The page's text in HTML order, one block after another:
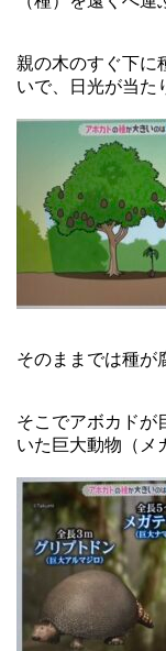
親の木のすぐ下に
いで、日光が当た
そのままでは種が
そこでアボカドが
いた巨大動物（メ